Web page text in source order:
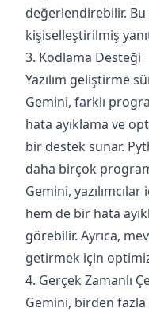
değerlendirebilir. Bu
kişiselleştirilmiş
3. Kodlama Desteği
Yazılım geliştirme
Gemini, farklı
hata ayıklama ve
bir destek sunar.
daha birçok
Gemini,
hem de bir hata
görebilir. Ayrıca,
getirmek için
4. Gerçek Zamanlı
Gemini, birden